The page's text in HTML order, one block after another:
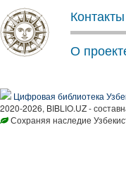
О
Цифровая библиотека
2020-2026, BIBLIO.UZ -
Сохраняя наследие